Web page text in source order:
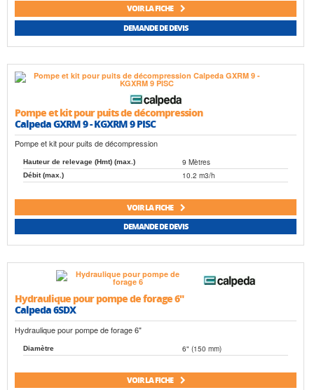
VOIR LA FICHE
DEMANDE DE DEVIS
Pompe et kit pour puits de décompression
Calpeda GXRM 9 - KGXRM 9 PISC
Pompe et kit pour puits de décompression
Hauteur de relevage (Hmt) (max.) 9 Mètres
Débit (max.) 10.2 m3/h
VOIR LA FICHE
DEMANDE DE DEVIS
Hydraulique pour pompe de forage 6"
Calpeda 6SDX
Hydraulique pour pompe de forage 6"
Diamètre 6" (150 mm)
VOIR LA FICHE